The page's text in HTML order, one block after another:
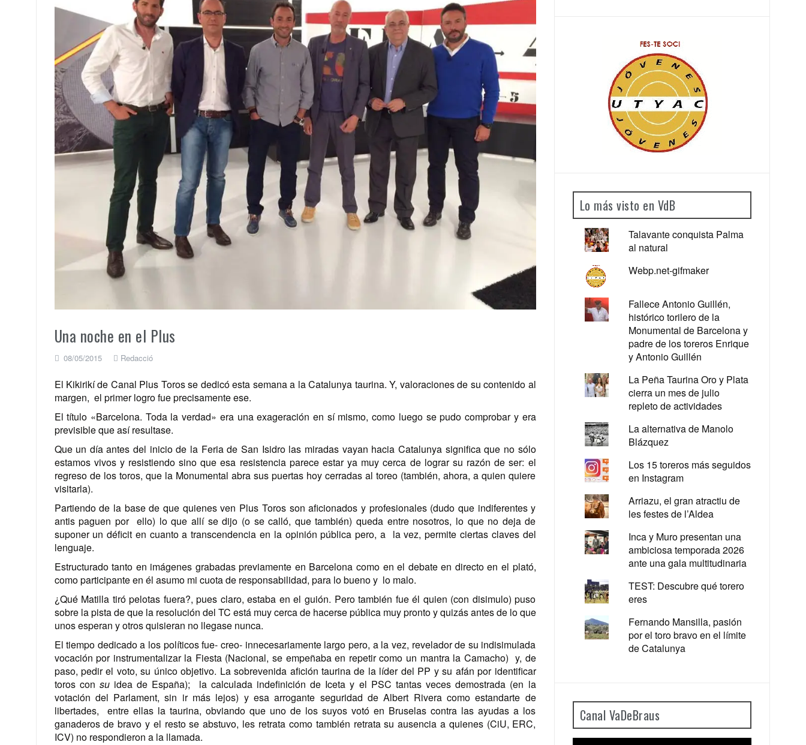
Una noche en el Plus
08/05/2015 Redacció
El Kikirikí de Canal Plus Toros se dedicó esta semana a la Catalunya taurina. Y, valoraciones de su contenido al
margen, el primer logro fue precisamente ese.
El título «Barcelona. Toda la verdad» era una exageración en sí mismo, como luego se pudo comprobar y era
previsible que así resultase.
Que un día antes del inicio de la Feria de San Isidro las miradas vayan hacia Catalunya significa que no sólo
estamos vivos y resistiendo sino que esa resistencia parece estar ya muy cerca de lograr su razón de ser: el
regreso de los toros, que la Monumental abra sus puertas hoy cerradas al toreo (también, ahora, a quien quiere
visitarla).
Partiendo de la base de que quienes ven Plus Toros son aficionados y profesionales (dudo que indiferentes y
antis paguen por ello) lo que allí se dijo (o se calló, que también) queda entre nosotros, lo que no deja de
suponer un déficit en cuanto a transcendencia en la opinión pública pero, a la vez, permite ciertas claves del
lenguaje.
Estructurado tanto en imágenes grabadas previamente en Barcelona como en el debate en directo en el plató,
como participante en él asumo mi cuota de responsabilidad, para lo bueno y lo malo.
¿Qué Matilla tiró pelotas fuera?, pues claro, estaba en el guión. Pero también fue él quien (con disimulo) puso
sobre la pista de que la resolución del TC está muy cerca de hacerse pública muy pronto y quizás antes de lo que
unos esperan y otros quisieran no llegase nunca.
El tiempo dedicado a los políticos fue- creo- innecesariamente largo pero, a la vez, revelador de su indisimulada
vocación por instrumentalizar la Fiesta (Nacional, se empeñaba en repetir como un mantra la Camacho) y, de
paso, pedir el voto, su único objetivo. La sobrevenida afición taurina de la líder del PP y su afán por identificar
toros con suidea de España); la calculada indefinición de Iceta y el PSC tantas veces demostrada (en la
votación del Parlament, sin ir más lejos) y esa arrogante seguridad de Albert Rivera como estandarte de
libertades, entre ellas la taurina, obviando que uno de los suyos votó en Bruselas contra las ayudas a los
ganaderos de bravo y el resto se abstuvo, les retrata como también retrata su ausencia a quienes (CiU, ERC,
ICV) no respondieron a la llamada.
Lo más visto en VdB
Talavante conquista Palma
al natural
Webp.net-gifmaker
Fallece Antonio Guillén,
histórico torilero de la
Monumental de Barcelona y
padre de los toreros Enrique
y Antonio Guillén
La Peña Taurina Oro y Plata
cierra un mes de julio
repleto de actividades
La alternativa de Manolo
Blázquez
Los 15 toreros más seguidos
en Instagram
Arriazu, el gran atractiu de
les festes de l’Aldea
Inca y Muro presentan una
ambiciosa temporada 2026
ante una gala multitudinaria
TEST: Descubre qué torero
eres
Fernando Mansilla, pasión
por el toro bravo en el límite
de Catalunya
Canal VaDeBraus